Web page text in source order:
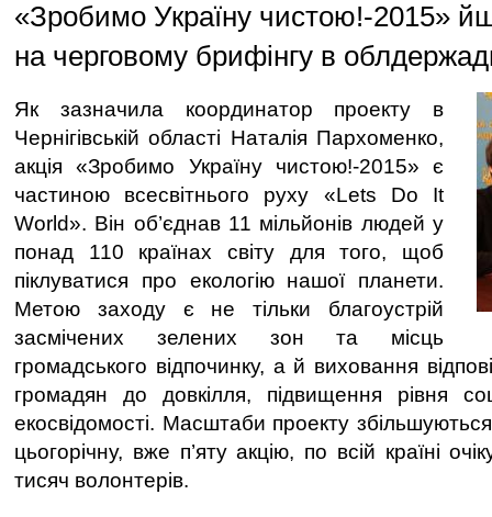
«Зробимо Україну чистою!-2015»
на черговому брифінгу в
Як зазначила координатор проекту в
Чернігівській області Наталія Пархоменко,
акція «Зробимо Україну чистою!-2015» є
частиною всесвітнього руху «Lets Do It
World». Він об’єднав 11 мільйонів людей у
понад 110 країнах світу для того, щоб
піклуватися про екологію нашої планети.
Метою заходу є не тільки благоустрій
засмічених зелених зон та місць
громадського відпочинку, а й виховання
громадян до довкілля, підвищення рівня
екосвідомості. Масштаби проекту
цьогорічну, вже п’яту акцію, по всій країні
тисяч волонтерів.